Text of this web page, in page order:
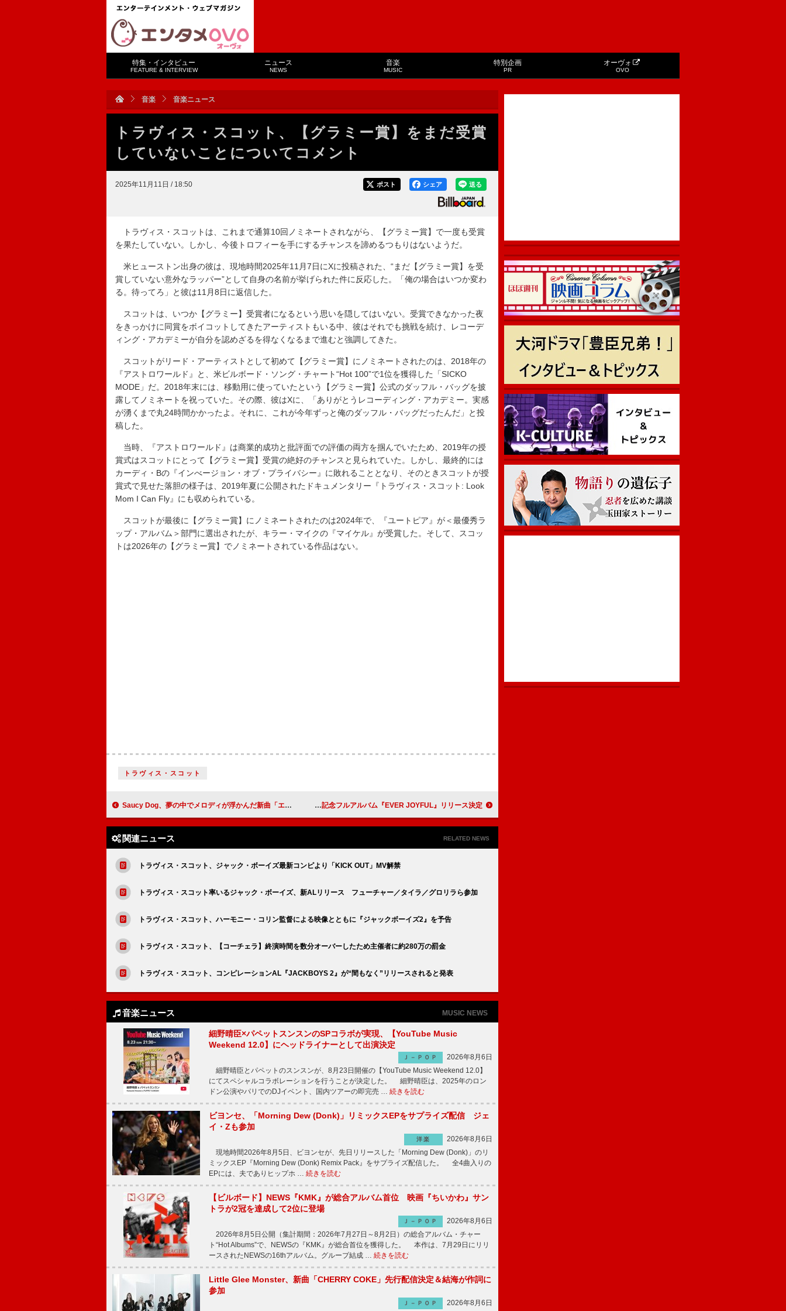
特集・インタビュー
FEATURE & INTERVIEW
ニュース
NEWS
音楽
MUSIC
特別企画
PR
オーヴォ
OVO
音楽 音楽ニュース
トラヴィス・スコット、【グラミー賞】をまだ受賞
していないことについてコメント
2025年11月11日 / 18:50 送る
シェア
ポスト
トラヴィス・スコットは、これまで通算10回ノミネートされながら、【グラミー賞】で一度も受賞
を果たしていない。しかし、今後トロフィーを手にするチャンスを諦めるつもりはないようだ。
米ヒューストン出身の彼は、現地時間2025年11月7日にXに投稿された、“まだ【グラミー賞】を受
賞していない意外なラッパー”として自身の名前が挙げられた件に反応した。「俺の場合はいつか変わ
る。待ってろ」と彼は11月8日に返信した。
スコットは、いつか【グラミー】受賞者になるという思いを隠してはいない。受賞できなかった夜
をきっかけに同賞をボイコットしてきたアーティストもいる中、彼はそれでも挑戦を続け、レコーデ
ィング・アカデミーが自分を認めざるを得なくなるまで進むと強調してきた。
スコットがリード・アーティストとして初めて【グラミー賞】にノミネートされたのは、2018年の
『アストロワールド』と、米ビルボード・ソング・チャート“Hot 100”で1位を獲得した「SICKO
MODE」だ。2018年末には、移動用に使っていたという【グラミー賞】公式のダッフル・バッグを披
露してノミネートを祝っていた。その際、彼はXに、「ありがとうレコーディング・アカデミー。実感
が湧くまで丸24時間かかったよ。それに、これが今年ずっと俺のダッフル・バッグだったんだ」と投
稿した。
当時、『アストロワールド』は商業的成功と批評面での評価の両方を掴んでいたため、2019年の授
賞式はスコットにとって【グラミー賞】受賞の絶好のチャンスと見られていた。しかし、最終的には
カーディ・Bの『インべージョン・オブ・プライバシー』に敗れることとなり、そのときスコットが授
賞式で見せた落胆の様子は、2019年夏に公開されたドキュメンタリー『トラヴィス・スコット: Look
Mom I Can Fly』にも収められている。
スコットが最後に【グラミー賞】にノミネートされたのは2024年で、『ユートピア』が＜最優秀ラ
ップ・アルバム＞部門に選出されたが、キラー・マイクの『マイケル』が受賞した。そして、スコッ
トは2026年の【グラミー賞】でノミネートされている作品はない。
トラヴィス・スコット
Saucy Dog、夢の中でメロディが浮かんだ新曲「エデンの部屋」はストレートなラブソング 愛内里菜、デビュー25周年記念フルアルバム『EVER JOYFUL』リリース決定
関連ニュース RELATED NEWS
トラヴィス・スコット、ジャック・ボーイズ最新コンピより「KICK OUT」MV解禁
トラヴィス・スコット率いるジャック・ボーイズ、新ALリリース フューチャー／タイラ／グロリラら参加
トラヴィス・スコット、ハーモニー・コリン監督による映像とともに『ジャックボーイズ2』を予告
トラヴィス・スコット、【コーチェラ】終演時間を数分オーバーしたため主催者に約280万の罰金
トラヴィス・スコット、コンピレーションAL『JACKBOYS 2』が“間もなく”リリースされると発表
音楽ニュース MUSIC NEWS
細野晴臣×パペットスンスンのSPコラボが実現、【YouTube Music
Weekend 12.0】にヘッドライナーとして出演決定
Ｊ－ＰＯＰ
2026年8月6日
細野晴臣とパペットのスンスンが、8月23日開催の【YouTube Music Weekend 12.0】
にてスペシャルコラボレーションを行うことが決定した。 細野晴臣は、2025年のロン
ドン公演やパリでのDJイベント、国内ツアーの即完売 … 続きを読む
ビヨンセ、「Morning Dew (Donk)」リミックスEPをサプライズ配信 ジェ
イ・Zも参加
洋楽
2026年8月6日
現地時間2026年8月5日、ビヨンセが、先日リリースした「Morning Dew (Donk)」のリ
ミックスEP『Morning Dew (Donk) Remix Pack』をサプライズ配信した。 全4曲入りの
EPには、夫でありヒップホ … 続きを読む
【ビルボード】NEWS『KMK』が総合アルバム首位 映画『ちいかわ』サン
トラが2冠を達成して2位に登場
Ｊ－ＰＯＰ
2026年8月6日
2026年8月5日公開（集計期間：2026年7月27日～8月2日）の総合アルバム・チャー
ト“Hot Albums”で、NEWSの『KMK』が総合首位を獲得した。 本作は、7月29日にリリ
ースされたNEWSの16thアルバム。グループ結成 … 続きを読む
Little Glee Monster、新曲「CHERRY COKE」先行配信決定＆結海が作詞に
参加
Ｊ－ＰＯＰ 2026年8月6日